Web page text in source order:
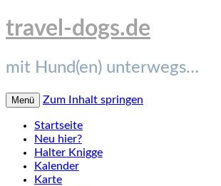
travel-dogs.de
mit Hund(en) unterwegs…
Menü Zum Inhalt springen
Startseite
Neu hier?
Halter Knigge
Kalender
Karte